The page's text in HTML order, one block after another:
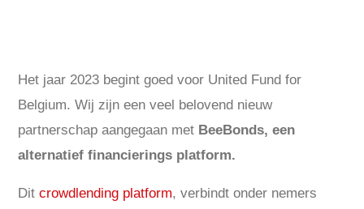
Het jaar 2023 begint goed voor United Fund for
Belgium. Wij zijn een veel belovend nieuw
partnerschap aangegaan met BeeBonds, een
alternatief financierings platform.
Ditcrowdlending platform, verbindt onder nemers